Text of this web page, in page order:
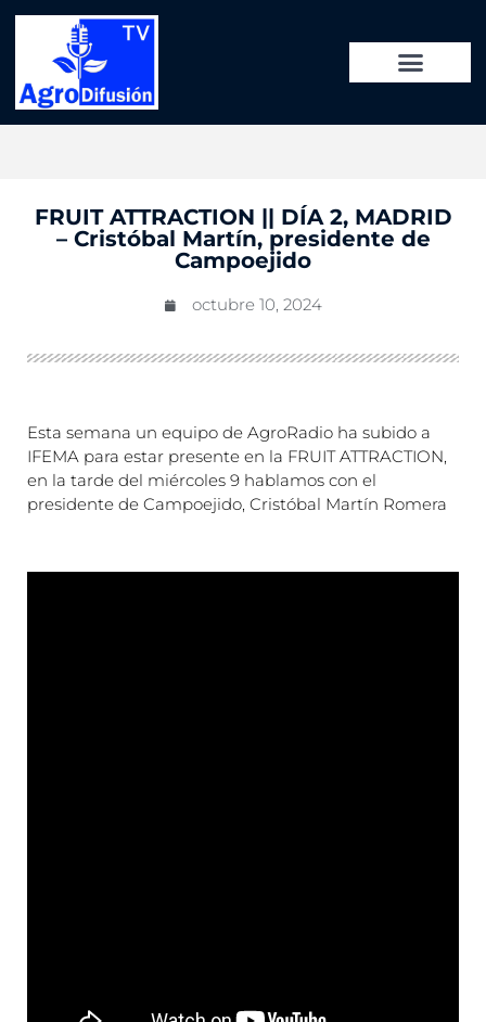
FRUIT ATTRACTION || DÍA 2, MADRID
– Cristóbal Martín, presidente de
Campoejido
octubre 10, 2024
Esta semana un equipo de AgroRadio ha subido a
IFEMA para estar presente en la FRUIT ATTRACTION,
en la tarde del miércoles 9 hablamos con el
presidente de Campoejido, Cristóbal Martín Romera